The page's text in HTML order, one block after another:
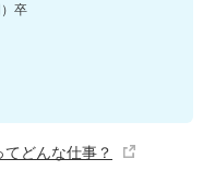
）卒
どんな仕事？